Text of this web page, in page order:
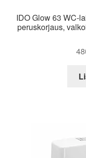
IDO Glow 63 WC-
peruskorjaus,